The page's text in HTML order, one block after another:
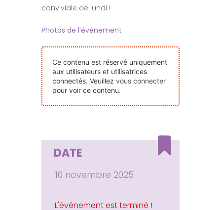
Nos Événements
Devenir Bénévole
Faire Un Don
Connexion-membre
conviviale de lundi !
Photos de l’événement
Ce contenu est réservé uniquement
aux utilisateurs et utilisatrices
connectés. Veuillez vous connecter
pour voir ce contenu.
DATE
10 novembre 2025